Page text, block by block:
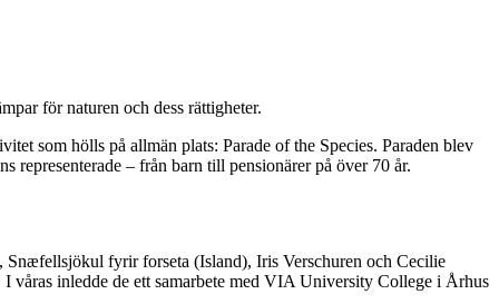
för naturen och dess rättigheter.
som hölls på allmän plats: Parade of the Species. Paraden blev
representerade – från barn till pensionärer på över 70 år.
Snæfellsjökul fyrir forseta (Island), Iris Verschuren och Cecilie
våras inledde de ett samarbete med VIA University College i Århus